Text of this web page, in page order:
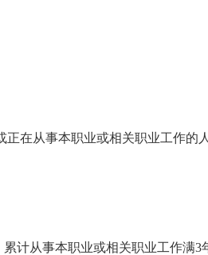
正在从事本职业或相关职业工作的
计从事本职业或相关职业工作满3